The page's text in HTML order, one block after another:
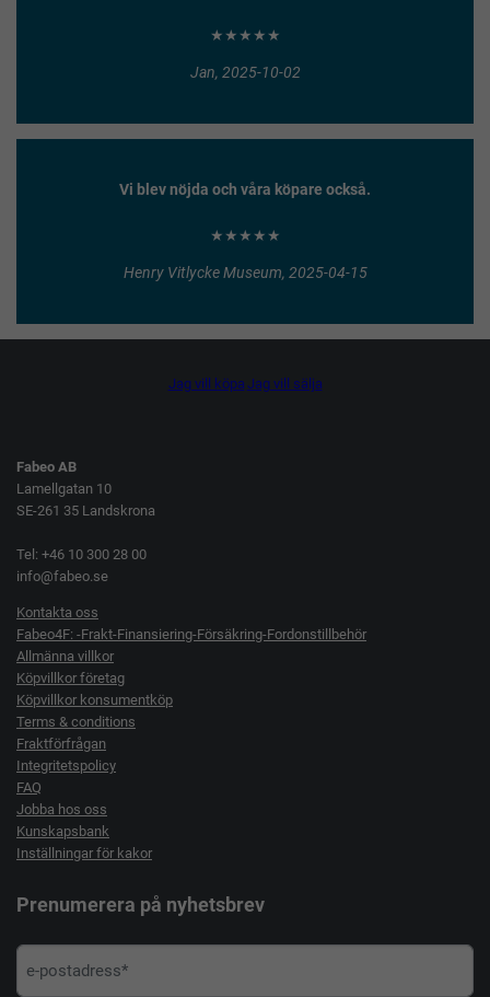
★★★★★
Jan, 2025-10-02
Vi blev nöjda och våra köpare också.
★★★★★
Henry Vitlycke Museum, 2025-04-15
Jag vill köpa Jag vill sälja
Fabeo AB
Lamellgatan 10
SE-261 35 Landskrona
Tel: +46 10 300 28 00
info@fabeo.se
Kontakta oss
Fabeo4F: -Frakt-Finansiering-Försäkring-Fordonstillbehör
Allmänna villkor
Köpvillkor företag
Köpvillkor konsumentköp
Terms & conditions
Fraktförfrågan
Integritetspolicy
FAQ
Jobba hos oss
Kunskapsbank
Inställningar för kakor
Prenumerera på nyhetsbrev